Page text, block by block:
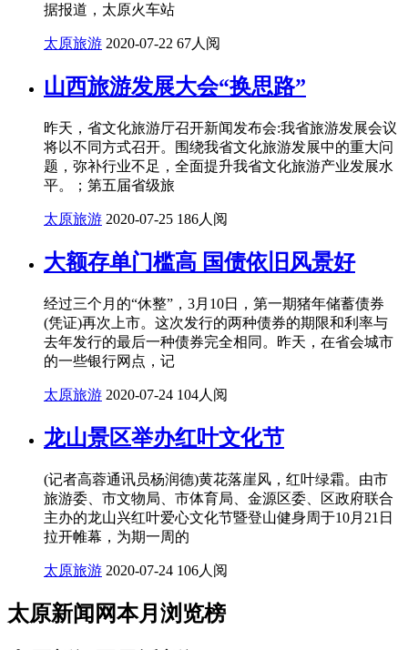
据报道，太原火车站
太原旅游 2020-07-22 67人阅
山西旅游发展大会“换思路”
昨天，省文化旅游厅召开新闻发布会:我省旅游发展会议
将以不同方式召开。围绕我省文化旅游发展中的重大问
题，弥补行业不足，全面提升我省文化旅游产业发展水
平。；第五届省级旅
太原旅游 2020-07-25 186人阅
大额存单门槛高 国债依旧风景好
经过三个月的“休整”，3月10日，第一期猪年储蓄债券
(凭证)再次上市。这次发行的两种债券的期限和利率与
去年发行的最后一种债券完全相同。昨天，在省会城市
的一些银行网点，记
太原旅游 2020-07-24 104人阅
龙山景区举办红叶文化节
(记者高蓉通讯员杨润德)黄花落崖风，红叶绿霜。由市
旅游委、市文物局、市体育局、金源区委、区政府联合
主办的龙山兴红叶爱心文化节暨登山健身周于10月21日
拉开帷幕，为期一周的
太原旅游 2020-07-24 106人阅
太原新闻网本月浏览榜